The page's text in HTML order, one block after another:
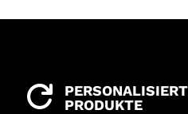

PRODUKTE